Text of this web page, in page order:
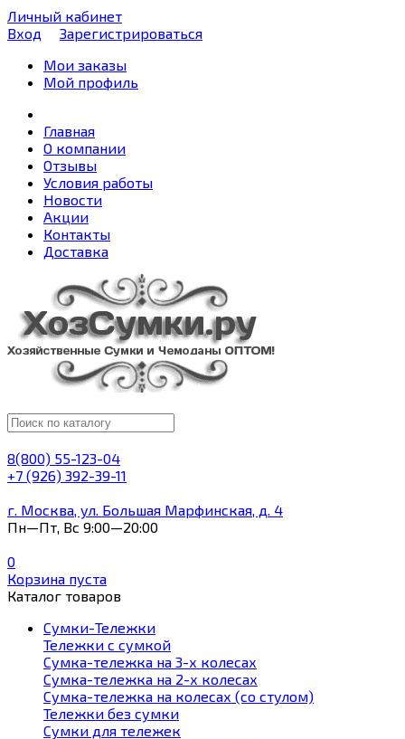
Личный кабинет
Вход
Зарегистрироваться
Мои заказы
Мой профиль
Главная
О компании
Отзывы
Условия работы
Новости
Акции
Контакты
Доставка
8(800) 55-123-04
+7 (926) 392-39-11
г. Москва, ул. Большая Марфинская, д. 4
Пн—Пт, Вс 9:00—20:00
0
Корзина пуста
Каталог товаров
Сумки-Тележки
Тележки с сумкой
Сумка-тележка на 3-х колесах
Сумка-тележка на 2-х колесах
Сумка-тележка на колесах (со стулом)
Тележки без сумки
Сумки для тележек